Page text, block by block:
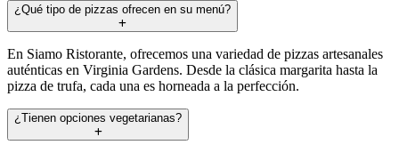
¿Qué tipo de pizzas ofrecen en su menú?
En Siamo Ristorante, ofrecemos una variedad de pizzas artesanales
auténticas en Virginia Gardens. Desde la clásica margarita hasta la
pizza de trufa, cada una es horneada a la perfección.
¿Tienen opciones vegetarianas?